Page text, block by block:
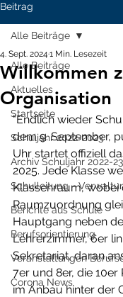
Beitrag
Alle Beiträge
Aktuelles
Startseite
Schuljahr 2022-2023
Archiv Schuljahr 2022-23
Schulleitung -
Berichte aus Schule
Berufsorientierung
Veranstaltungen
Corona News
Alle Beiträge
Willkommen
Organisation
4. Sept. 2024 1 Min. Lesezeit
"Endlich wieder
dem 9. September,
Uhr startet offiziell
2025. Jede Klasse
Klassenraum, wobei
Raumzuordnung
Hauptgang neben
Lehrerzimmer, 6er
Sekretariat, daran
7er und 8er, die
im Anbau hinter der